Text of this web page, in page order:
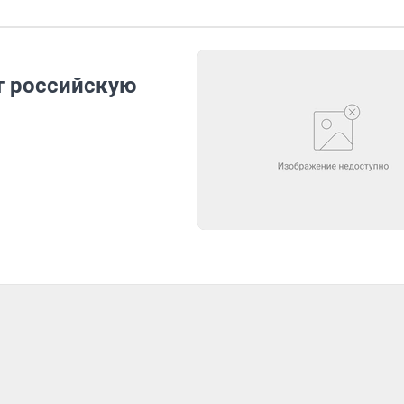
российскую